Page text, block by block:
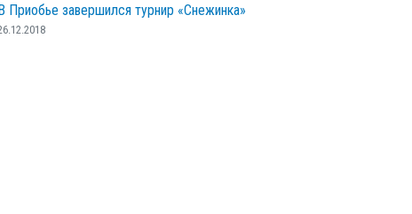
Приобье завершился турнир «Снежинка»